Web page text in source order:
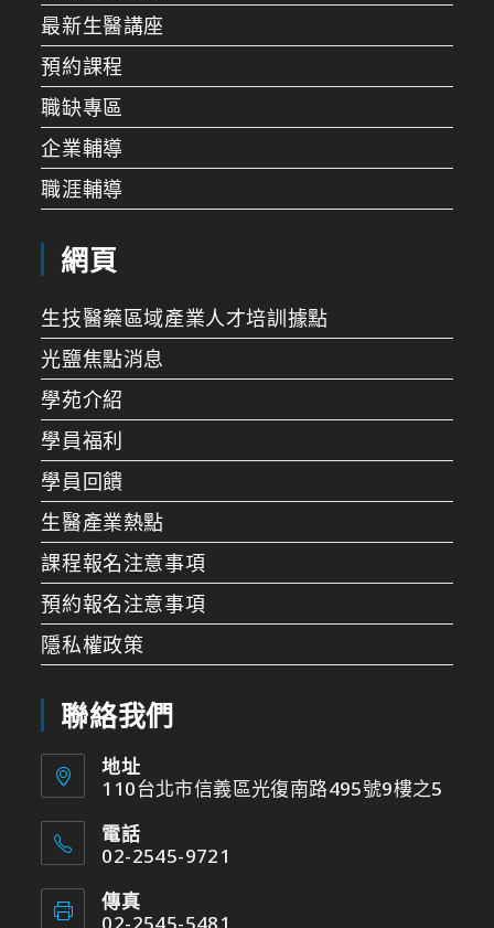
最新生醫講座
預約課程
職缺專區
企業輔導
職涯輔導
網頁
生技醫藥區域產業人才培訓據點
光鹽焦點消息
學苑介紹
學員福利
學員回饋
生醫產業熱點
課程報名注意事項
預約報名注意事項
隱私權政策
聯絡我們
地址
110台北市信義區光復南路495號9樓之5
電話
02-2545-9721
傳真